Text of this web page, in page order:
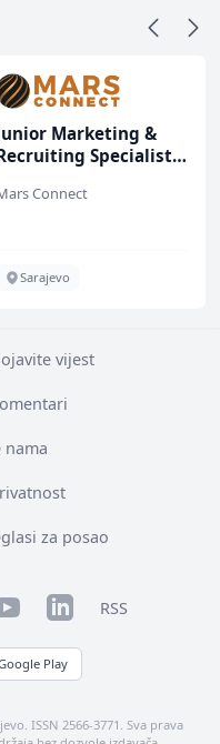
Marketing &
Specialist
Connect
Sarajevo
vijest
nama
za posao
LinkedInRSS
Play
ISSN 2566-3771. Sva prava